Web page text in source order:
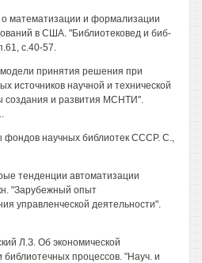
о математизации и формализации
в США. "Библиотековед и биб-
с.40-57.
принятия решения при
источников научной и технической
и развития МСНТИ".
научных библиотек СССР. С.,
тенденции автоматизации
"Зарубежный опыт
управленческой деятельности".
Л.З. Об экономической
процессов. "Науч. и